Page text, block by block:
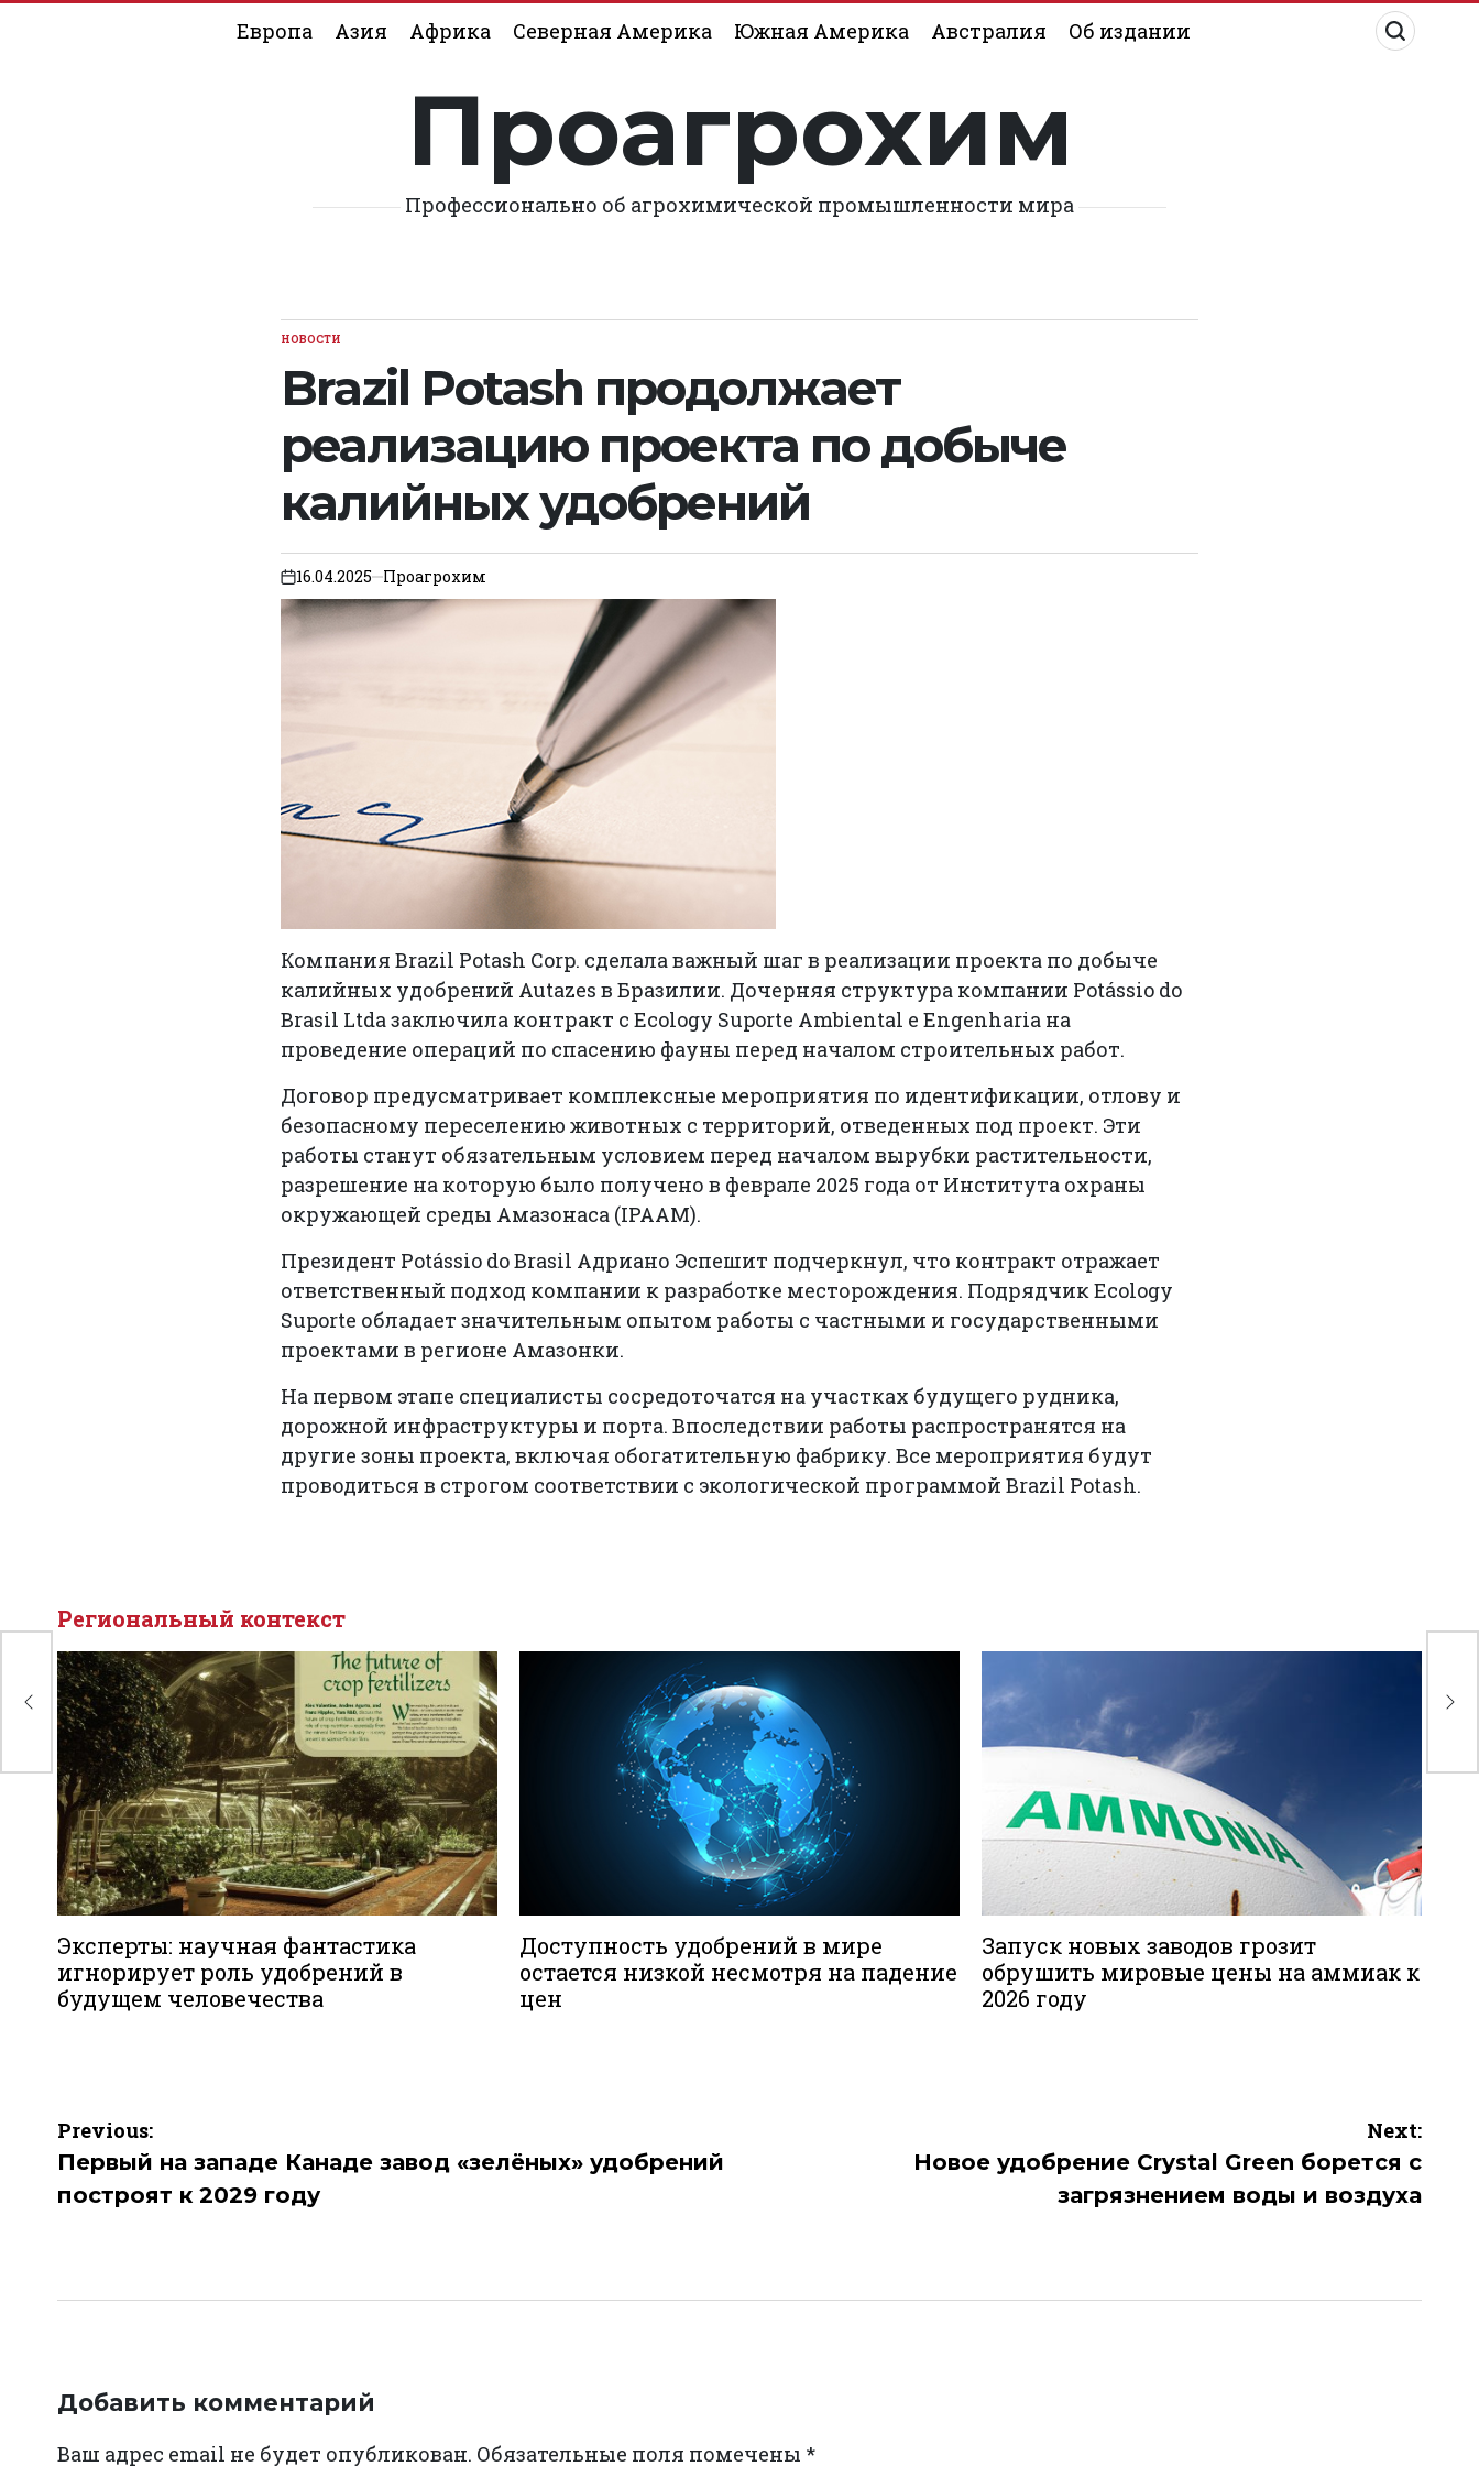
Европа Азия Африка Северная Америка Южная Америка Австралия Об издании
Проагрохим
Профессионально об агрохимической промышленности мира
POSTED
НОВОСТИ
Brazil Potash продолжает
реализацию проекта по добыче
калийных удобрений
on16.04.2025 Проагрохим
Компания Brazil Potash Corp. сделала важный шаг в реализации проекта по добыче
калийных удобрений Autazes в Бразилии. Дочерняя структура компании Potássio do
Brasil Ltda заключила контракт с Ecology Suporte Ambiental e Engenharia на
проведение операций по спасению фауны перед началом строительных работ.
Договор предусматривает комплексные мероприятия по идентификации, отлову и
безопасному переселению животных с территорий, отведенных под проект. Эти
работы станут обязательным условием перед началом вырубки растительности,
разрешение на которую было получено в феврале 2025 года от Института охраны
окружающей среды Амазонаса (IPAAM).
Президент Potássio do Brasil Адриано Эспешит подчеркнул, что контракт отражает
ответственный подход компании к разработке месторождения. Подрядчик Ecology
Suporte обладает значительным опытом работы с частными и государственными
проектами в регионе Амазонки.
На первом этапе специалисты сосредоточатся на участках будущего рудника,
дорожной инфраструктуры и порта. Впоследствии работы распространятся на
другие зоны проекта, включая обогатительную фабрику. Все мероприятия будут
проводиться в строгом соответствии с экологической программой Brazil Potash.
Региональный контекст
Эксперты: научная фантастика
игнорирует роль удобрений в
будущем человечества
Доступность удобрений в мире
остается низкой несмотря на падение
цен
Запуск новых заводов грозит
обрушить мировые цены на аммиак к
2026 году
Навигация
по
записям
Previous:
Первый на западе Канаде завод «зелёных» удобрений
построят к 2029 году
Next:
Новое удобрение Crystal Green борется с
загрязнением воды и воздуха
Добавить комментарий
Ваш адрес email не будет опубликован. Обязательные поля помечены *